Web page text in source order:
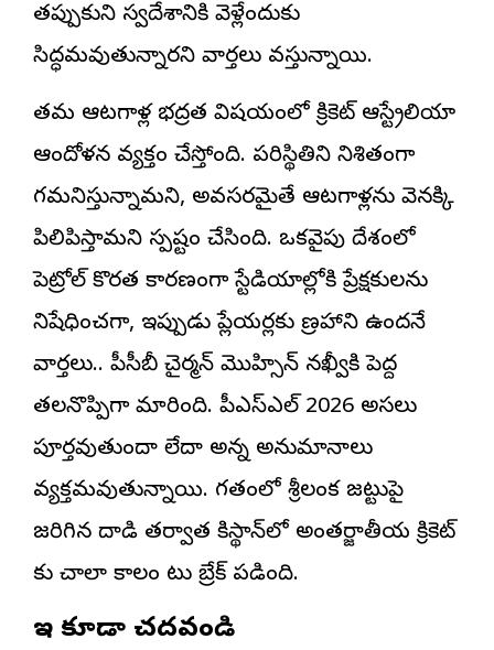
తప్పుకుని స్వదేశానికి వెళ్లేందుకు
సిద్ధమవుతున్నారని వార్తలు వస్తున్నాయి.
తమ ఆటగాళ్ల భద్రత విషయంలో క్రికెట్ ఆస్ట్రేలియా
ఆందోళన వ్యక్తం చేస్తోంది. పరిస్థితిని నిశితంగా
గమనిస్తున్నామని, అవసరమైతే ఆటగాళ్లను వెనక్కి
పిలిపిస్తామని స్పష్టం చేసింది. ఒకవైపు దేశంలో
పెట్రోల్ కొరత కారణంగా స్టేడియాల్లోకి ప్రేక్షకులను
నిషేధించగా, ఇప్పుడు ప్లేయర్లకు ప్రాణహాని ఉందనే
వార్తలు.. పీసీబీ చైర్మన్ మొహ్సిన్ నఖ్వీకి పెద్ద
తలనొప్పిగా మారింది. పీఎస్ఎల్ 2026 అసలు
పూర్తవుతుందా లేదా అన్న అనుమానాలు
వ్యక్తమవుతున్నాయి. గతంలో శ్రీలంక జట్టుపై
జరిగిన దాడి తర్వాత పాకిస్థాన్‌లో అంతర్జాతీయ క్రికెట్
కు చాలా కాలం పాటు బ్రేక్ పడింది.
ఇవి కూడా చదవండి